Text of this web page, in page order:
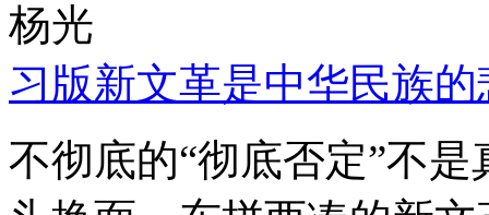
杨光
习版新文革是中华民族的
不彻底的“彻底否定”不